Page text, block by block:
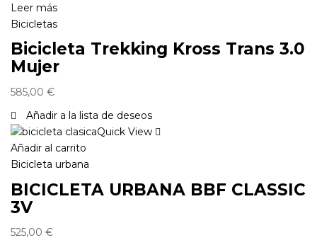
Leer más
Bicicletas
Bicicleta Trekking Kross Trans 3.0
Mujer
585,00 €
Añadir a la lista de deseos
Quick View
Añadir al carrito
Bicicleta urbana
BICICLETA URBANA BBF CLASSIC
3V
525,00 €